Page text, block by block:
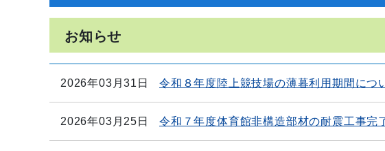
お知らせ
2026年03月31日 令和８年度陸上競技場の薄暮利用期間につ
2026年03月25日 令和７年度体育館非構造部材の耐震工事完